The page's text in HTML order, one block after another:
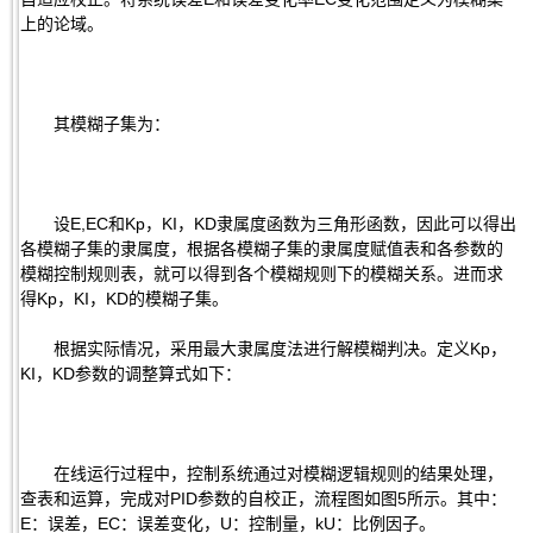
上的论域。
其模糊子集为：
设E,EC和Kp，KI，KD隶属度函数为三角形函数，因此可以得出
各模糊子集的隶属度，根据各模糊子集的隶属度赋值表和各参数的
模糊控制规则表，就可以得到各个模糊规则下的模糊关系。进而求
得Kp，KI，KD的模糊子集。
根据实际情况，采用最大隶属度法进行解模糊判决。定义Kp，
KI，KD参数的调整算式如下：
在线运行过程中，控制系统通过对模糊逻辑规则的结果处理，
查表和运算，完成对PID参数的自校正，流程图如图5所示。其中：
E：误差，EC：误差变化，U：控制量，kU：比例因子。